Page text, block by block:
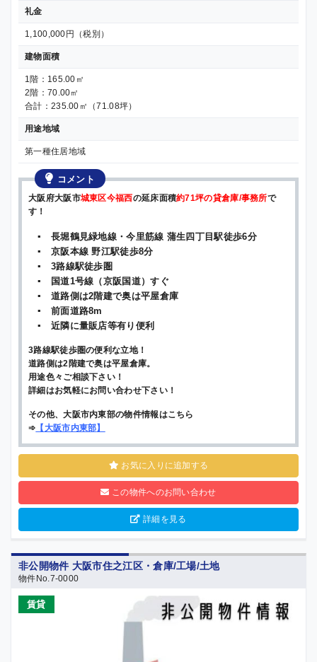
礼金
1,100,000円（税別）
建物面積
1階：165.00㎡
2階：70.00㎡
合計：235.00㎡（71.08坪）
用途地域
第一種住居地域
コメント
大阪府大阪市城東区今福西の延床面積約71坪の貸倉庫/事務所で
す！
▪ 長堀鶴見緑地線・今里筋線 蒲生四丁目駅徒歩6分
▪ 京阪本線 野江駅徒歩8分
▪ 3路線駅徒歩圏
▪ 国道1号線（京阪国道）すぐ
▪ 道路側は2階建で奥は平屋倉庫
▪ 前面道路8m
▪ 近隣に量販店等有り便利
3路線駅徒歩圏の便利な立地！
道路側は2階建で奥は平屋倉庫。
用途色々ご相談下さい！
詳細はお気軽にお問い合わせ下さい！
その他、大阪市内東部の物件情報はこちら
➾ 【大阪市内東部】
お気に入りに追加する
この物件へのお問い合わせ
詳細を見る
非公開物件 大阪市住之江区・倉庫/工場/土地
物件No.7-0000
売買
賃貸